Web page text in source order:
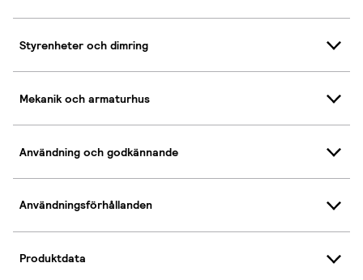
Styrenheter och dimring
Mekanik och armaturhus
Användning och godkännande
Användningsförhållanden
Produktdata